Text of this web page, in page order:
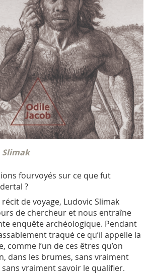
Slimak
fourvoyés sur ce que fut
?
de voyage, Ludovic Slimak
de chercheur et nous entraîne
enquête archéologique. Pendant
traqué ce qu’il appelle la
comme l’un de ces êtres qu’on
dans les brumes, sans vraiment
sans vraiment savoir le qualifier.